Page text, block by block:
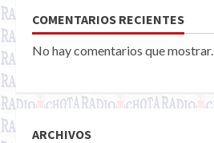
COMENTARIOS RECIENTES
No hay comentarios que mostrar.
ARCHIVOS